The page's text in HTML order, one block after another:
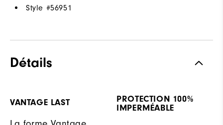
Style #56951
Détails
VANTAGE LAST
PROTECTION 100%
IMPERMÉABLE